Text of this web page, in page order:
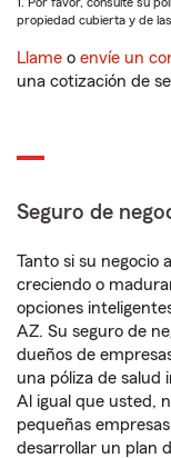
propiedad cubierta y de
Llame o envíe un
una cotización de
Seguro de
Tanto si su negocio
creciendo o
opciones
AZ. Su seguro de
dueños de
una póliza de salud
Al igual que usted,
pequeñas
desarrollar un plan